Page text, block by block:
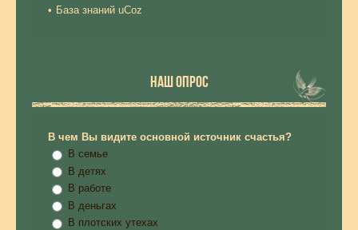
База знаний uCoz
НАШ ОПРОС
В чем Вы видите основной источник счастья?
В семье
В детях
В работе
В деньгах
В плотских утехах